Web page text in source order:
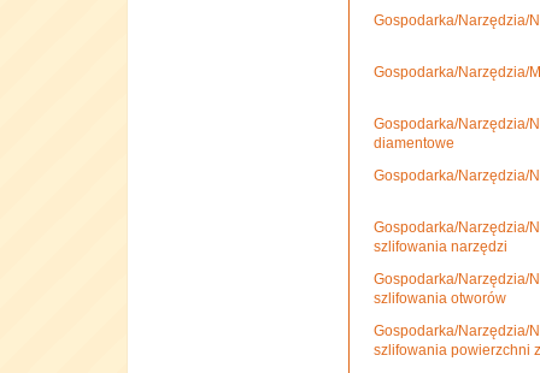
Gospodarka/Narzędzia/
Gospodarka/Narzędzia/
Gospodarka/Narzędzia/
diamentowe
Gospodarka/Narzędzia/
Gospodarka/Narzędzia/
szlifowania narzędzi
Gospodarka/Narzędzia/
szlifowania otworów
Gospodarka/Narzędzia/
szlifowania powierzchni